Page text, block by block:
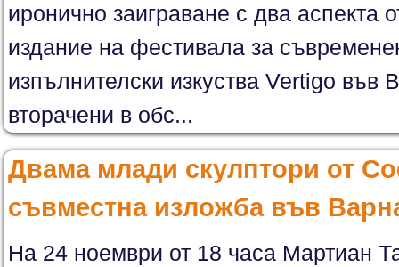
иронично заиграване с два аспекта
издание на фестивала за
изпълнителски изкуства Vertigo във
вторачени в обс...
Двама млади скулптори от
съвместна изложба във
На 24 ноември от 18 часа Мартиан